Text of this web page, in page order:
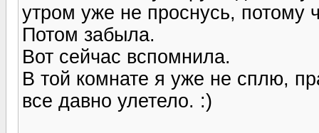
утром уже не проснусь, потому
Потом забыла.
Вот сейчас вспомнила.
В той комнате я уже не сплю,
все давно улетело. :)